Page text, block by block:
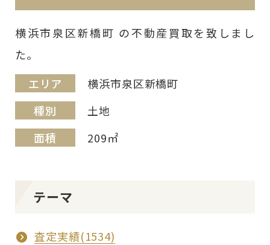
横浜市泉区新橋町 の不動産買取を致しまし
た。
エリア
横浜市泉区新橋町
種別
土地
面積
209㎡
テーマ
査定実績(1534)